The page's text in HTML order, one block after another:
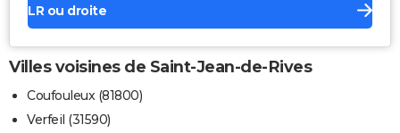
LR ou droite
Villes voisines de Saint-Jean-de-Rives
Coufouleux (81800)
Verfeil (31590)